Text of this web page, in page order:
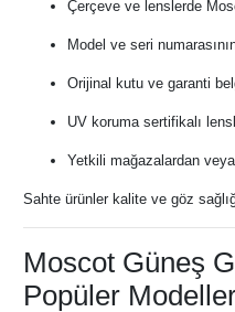
Çerçeve ve lenslerde
Model ve seri
Orijinal kutu ve garanti
UV koruma sertifikalı
Yetkili mağazalardan
Sahte ürünler kalite ve göz
Moscot Güneş
Popüler